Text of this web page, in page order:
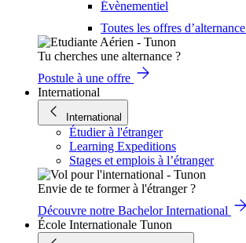
Évènementiel
Toutes les offres d’alternance
Tu cherches une alternance ?
Postule à une offre
International
International
Étudier à l'étranger
Learning Expeditions
Stages et emplois à l’étranger
Envie de te former à l'étranger ?
Découvre notre Bachelor International
École Internationale Tunon